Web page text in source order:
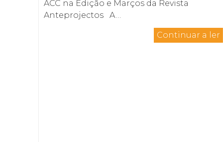
ACC na Edição e Marços da Revista
Anteprojectos A…
Continuar a ler